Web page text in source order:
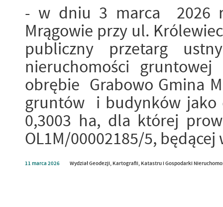
- w dniu 3 marca 2026
Mrągowie przy ul.
publiczny przetarg
nieruchomości
obrębie Grabowo Gmina
gruntów i budynków
0,3003 ha, dla której
OL1M/00002185/5, będącej
11 marca 2026 Wydział Geodezji, Kartografii, Katastru i Gospodarki